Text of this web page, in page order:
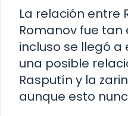
La relación entre
Romanov fue
incluso se llegó
una posible
Rasputín y la
aunque esto